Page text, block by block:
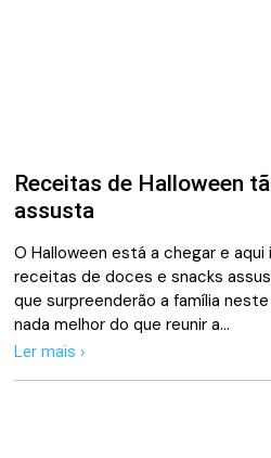
Receitas de Halloween
assusta
O Halloween está a chegar e
receitas de doces e snacks
que surpreenderão a família
nada melhor do que reunir a…
Ler mais ›